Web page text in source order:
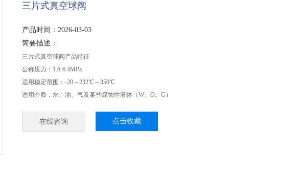
三片式真空球阀
产品时间：2026-03-03
简要描述：
三片式真空球阀产品特征
公称压力：1.6-6.4MPa
适用稳定范围：-20～232℃～350℃
适用介质：水、油、气及某些腐蚀性液体（W。O。G）
在线咨询 点击收藏